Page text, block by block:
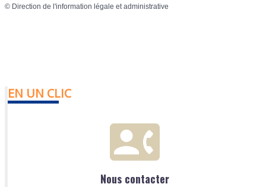
© Direction de l'information légale et administrative
EN UN CLIC
Nous contacter